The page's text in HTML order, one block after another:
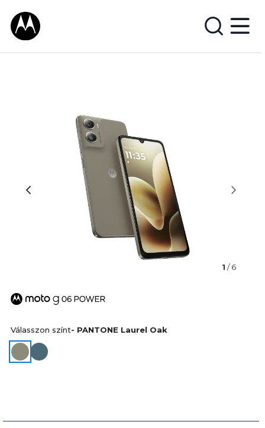
1 / 6
Válasszon színt- PANTONE Laurel Oak